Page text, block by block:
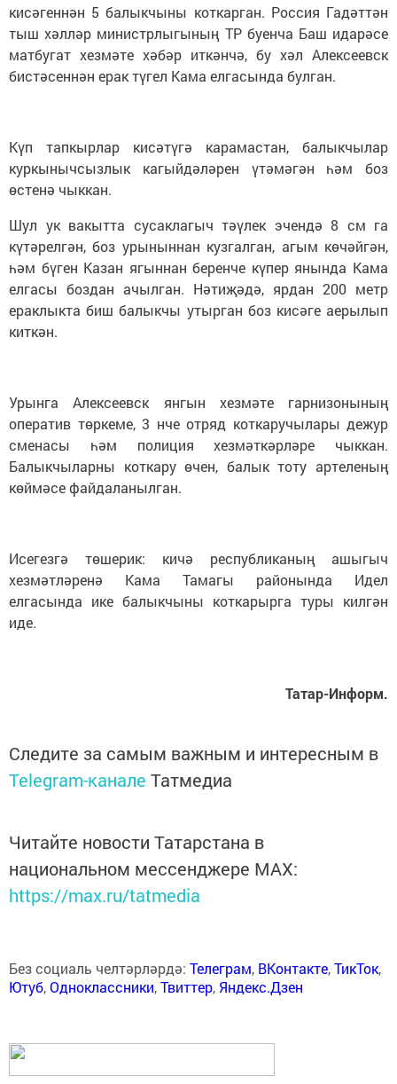
кисәгеннән 5 балыкчыны коткарган. Россия Гадәттән
тыш хәлләр министрлыгының ТР буенча Баш идарәсе
матбугат хезмәте хәбәр иткәнчә, бу хәл Алексеевск
бистәсеннән ерак түгел Кама елгасында булган.
Күп тапкырлар кисәтүгә карамастан, балыкчылар
куркынычсызлык кагыйдәләрен үтәмәгән һәм боз
өстенә чыккан.
Шул ук вакытта сусаклагыч тәүлек эчендә 8 см га
күтәрелгән, боз урыныннан кузгалган, агым көчәйгән,
һәм бүген Казан ягыннан беренче күпер янында Кама
елгасы боздан ачылган. Нәтиҗәдә, ярдан 200 метр
ераклыкта биш балыкчы утырган боз кисәге аерылып
киткән.
Урынга Алексеевск янгын хезмәте гарнизонының
оператив төркеме, 3 нче отряд коткаручылары дежур
сменасы һәм полиция хезмәткәрләре чыккан.
Балыкчыларны коткару өчен, балык тоту артеленың
көймәсе файдаланылган.
Исегезгә төшерик: кичә республиканың ашыгыч
хезмәтләренә Кама Тамагы районында Идел
елгасында ике балыкчыны коткарырга туры килгән
иде.
Татар-Информ.
Следите за самым важным и интересным в
Telegram-канале Татмедиа
Читайте новости Татарстана в
национальном мессенджере MАХ:
https://max.ru/tatmedia
Без социаль челтәрләрдә: Телеграм, ВКонтакте,ТикТок,
Ютуб,Одноклассники,Твиттер, Яндекс.Дзен